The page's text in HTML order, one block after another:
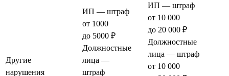
Другие
нарушения
ИП — штраф
от 1000
до 5000 ₽
Должностные
лица —
штраф
ИП — штраф
от 10 000
до 20 000 ₽
Должностные
лица — штраф
от 10 000